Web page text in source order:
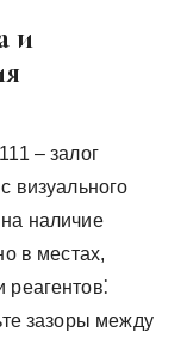
и
– залог
визуального
наличие
в местах,
зазоры между